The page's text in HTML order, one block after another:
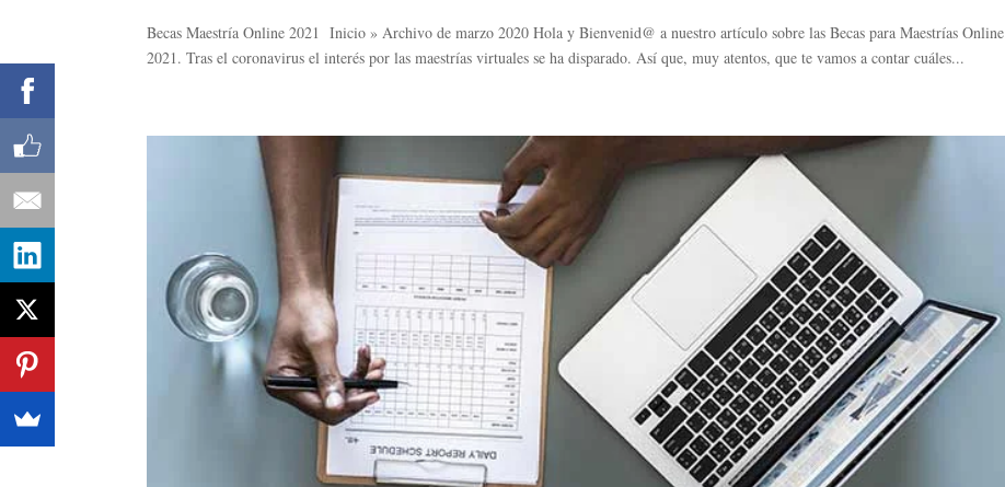
Becas Maestría Online 2021 Inicio » Archivo de marzo 2020 Hola y Bienvenid@ a nuestro artículo sobre las Becas para Maestrías Online
2021. Tras el coronavirus el interés por las maestrías virtuales se ha disparado. Así que, muy atentos, que te vamos a contar cuáles...